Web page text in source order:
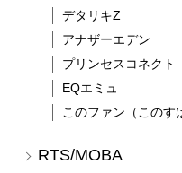
デタリキZ
アナザーエデン
プリンセスコネクト
EQエミュ
このファン（このす
RTS/MOBA